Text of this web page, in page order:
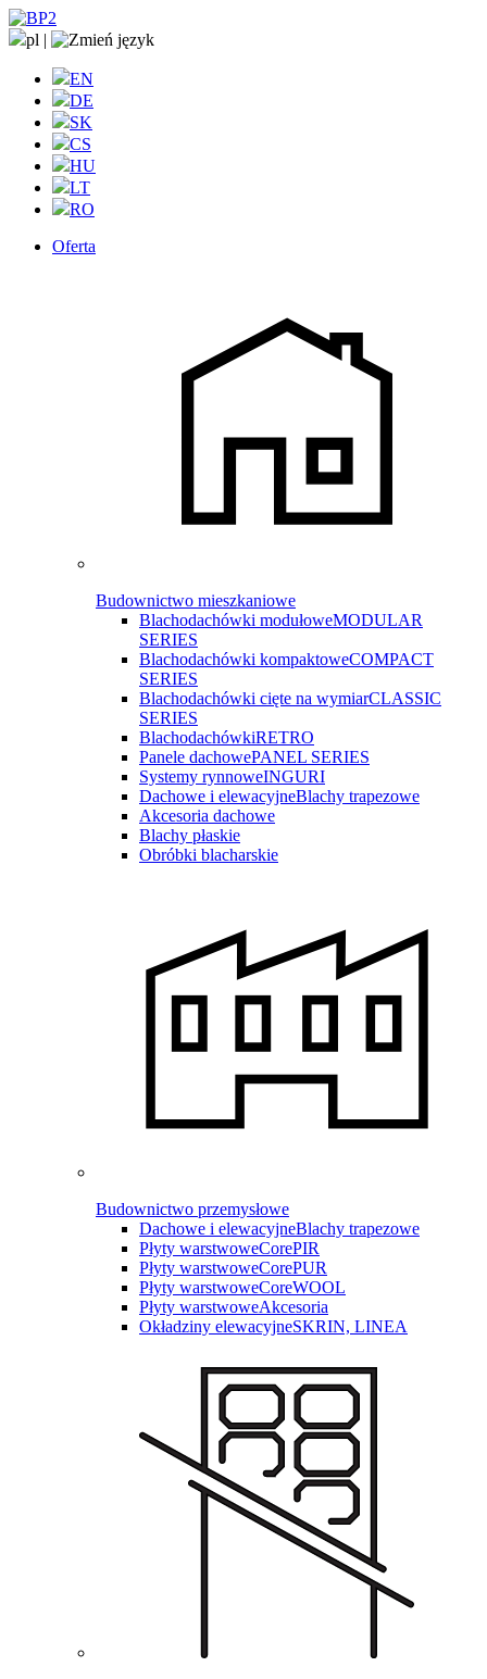
pl |
EN
DE
SK
CS
HU
LT
RO
Oferta
Budownictwo mieszkaniowe
Blachodachówki modułoweMODULAR
SERIES
Blachodachówki kompaktoweCOMPACT
SERIES
Blachodachówki cięte na wymiarCLASSIC
SERIES
BlachodachówkiRETRO
Panele dachowePANEL SERIES
Systemy rynnoweINGURI
Dachowe i elewacyjneBlachy trapezowe
Akcesoria dachowe
Blachy płaskie
Obróbki blacharskie
Budownictwo przemysłowe
Dachowe i elewacyjneBlachy trapezowe
Płyty warstwoweCorePIR
Płyty warstwoweCorePUR
Płyty warstwoweCoreWOOL
Płyty warstwoweAkcesoria
Okładziny elewacyjneSKRIN, LINEA